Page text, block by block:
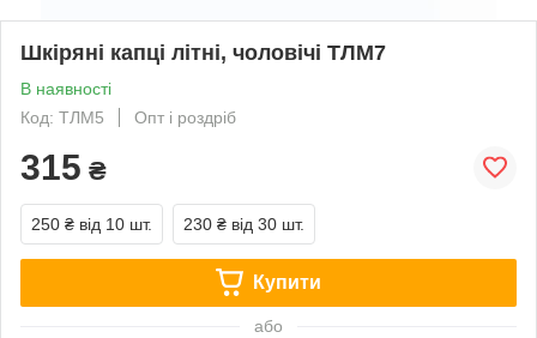
Шкіряні капці літні, чоловічі ТЛМ7
В наявності
Код: ТЛМ5
Опт і роздріб
315 ₴
250 ₴ від 10 шт. 230 ₴ від 30 шт.
Купити
або